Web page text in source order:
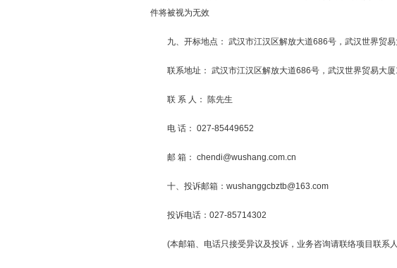
件将被视为无效
九、开标地点： 武汉市江汉区解放大道686号，武汉世界贸
联系地址： 武汉市江汉区解放大道686号，武汉世界贸易大
联 系 人： 陈先生
电 话： 027-85449652
邮 箱： chendi@wushang.com.cn
十、投诉邮箱：wushanggcbztb@163.com
投诉电话：027-85714302
(本邮箱、电话只接受异议及投诉，业务咨询请联络项目联系